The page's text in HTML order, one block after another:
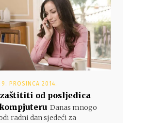
9. PROSINCA 2014.
zaštititi od posljedica
Danas mnogo
radni dan sjedeći za